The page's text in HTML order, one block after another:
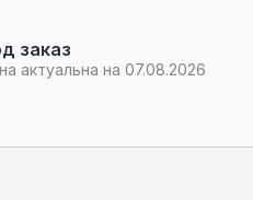
заказ
актуальна на 07.08.2026